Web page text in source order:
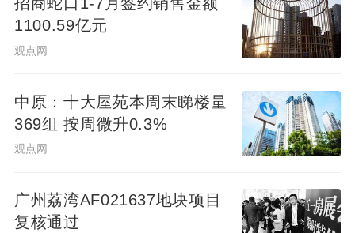
招商蛇口1-7月签约销售金额
1100.59亿元
观点网
中原：十大屋苑本周末睇楼量
369组 按周微升0.3%
观点网
广州荔湾AF021637地块项目
复核通过